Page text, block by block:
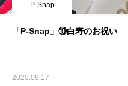
P-Snap
「P-Snap」⑩白寿のお祝い
2020.09.17